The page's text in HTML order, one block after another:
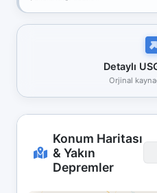
Detaylı
Orjinal
Konum Haritası
& Yakın
Depremler